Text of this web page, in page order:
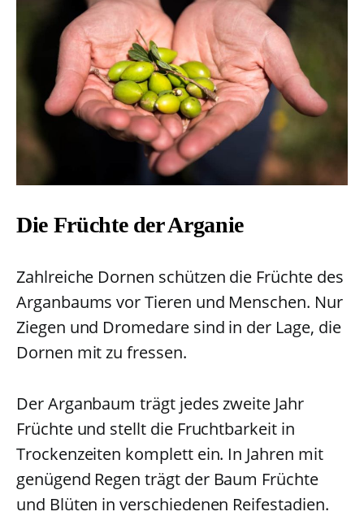
Die Früchte der Arganie
Zahlreiche Dornen schützen die Früchte des
Arganbaums vor Tieren und Menschen. Nur
Ziegen und Dromedare sind in der Lage, die
Dornen mit zu fressen.
Der Arganbaum trägt jedes zweite Jahr
Früchte und stellt die Fruchtbarkeit in
Trockenzeiten komplett ein. In Jahren mit
genügend Regen trägt der Baum Früchte
und Blüten in verschiedenen Reifestadien.